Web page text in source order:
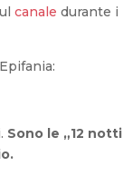
canale durante i
Sono le „12 notti